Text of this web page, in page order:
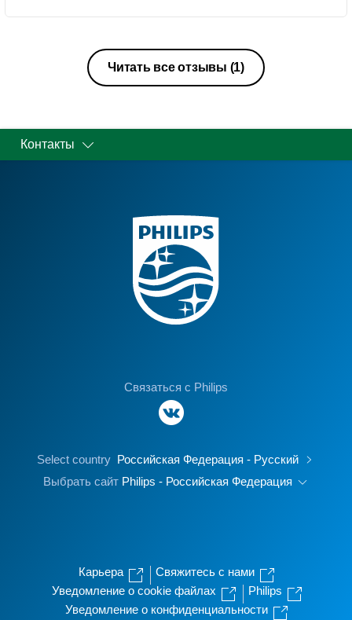
Читать все отзывы (1)
Контакты
Связаться с Philips
Select country Российская Федерация - Русский
Выбрать сайт Philips - Российская Федерация
Карьера
Свяжитесь с нами
Уведомление о cookie файлах
Philips
Уведомление о конфиденциальности